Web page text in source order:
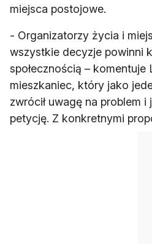
miejsca postojowe.
- Organizatorzy życia i
wszystkie decyzje powinni
społecznością – komentuje
mieszkaniec, który jako
zwrócił uwagę na problem
petycję. Z konkretnymi